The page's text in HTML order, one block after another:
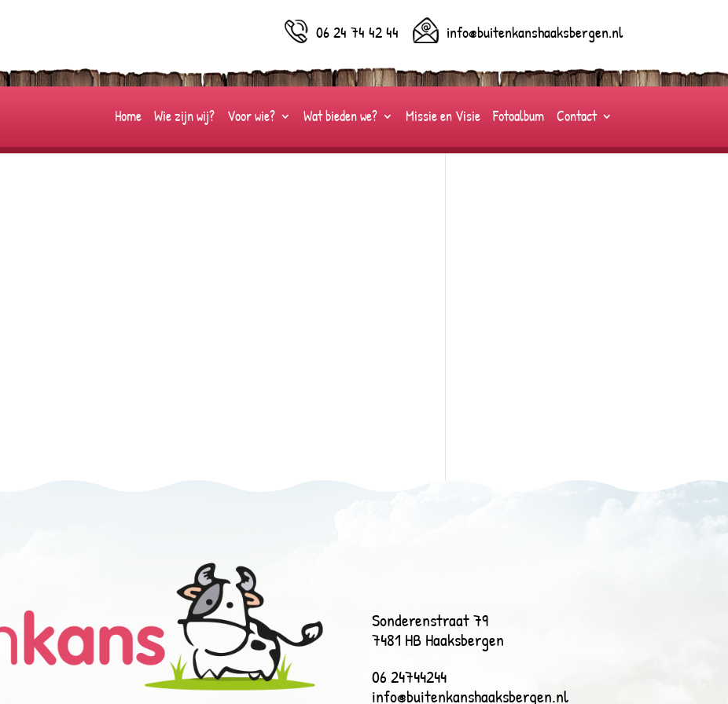
06 24 74 42 44 info@buitenkanshaaksbergen.nl
Home Wie zijn wij? Voor wie? Wat bieden we? Missie en Visie Fotoalbum Contact
Sonderenstraat 79
7481 HB Haaksbergen
06 24744244
info@buitenkanshaaksbergen.nl